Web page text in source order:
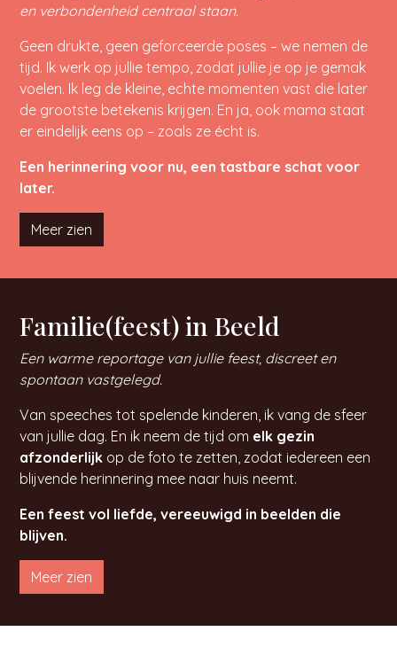
en verbondenheid centraal staan.
Geen drukte, geen geforceerde poses – we nemen de
tijd. Ik werk op jullie tempo, zodat jullie je op je gemak
voelen. Ik leg de kleine, echte momenten vast die later
de grootste betekenis krijgen. En ja, ook mama staat
er eindelijk eens op – zoals ze écht is.
Een herinnering voor nu, een tastbare schat voor
later.
Meer zien
Familie(feest) in Beeld
Een warme reportage van jullie feest, discreet en
spontaan vastgelegd.
Van speeches tot spelende kinderen, ik vang de sfeer
van jullie dag. En ik neem de tijd om elk gezin
afzonderlijk op de foto te zetten, zodat iedereen een
blijvende herinnering mee naar huis neemt.
Een feest vol liefde, vereeuwigd in beelden die
blijven.
Meer zien